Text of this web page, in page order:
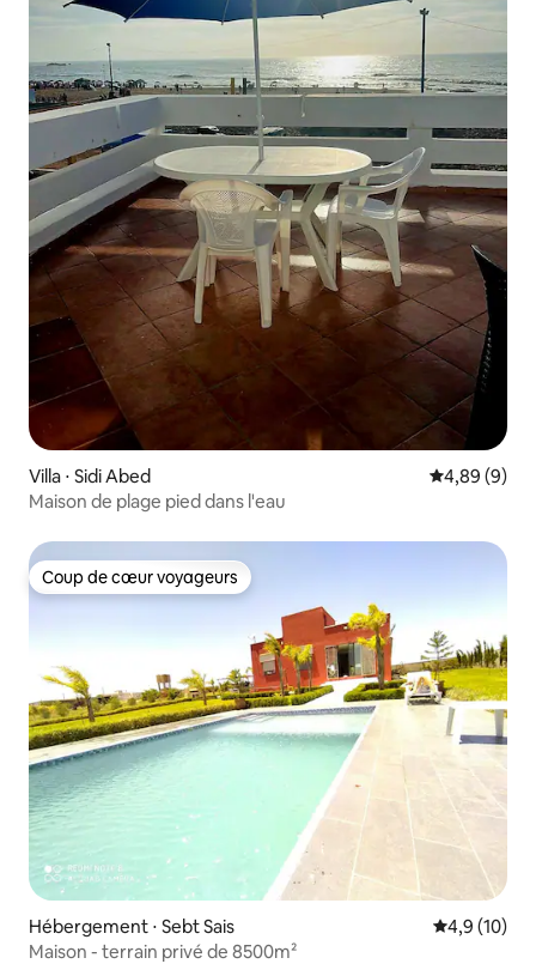
Villa ⋅ Sidi Abed Évaluation
4,89 (9)
Maison de plage pied dans l'eau
Coup de cœur voyageurs
Coup de cœur voyageurs
Hébergement ⋅ Sebt Sais Évaluation
4,9 (10)
Maison - terrain privé de 8500m²